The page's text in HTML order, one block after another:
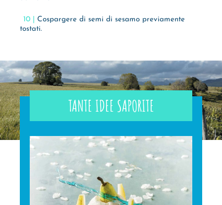
Cospargere di semi di sesamo previamente
tostati.
TANTE IDEE SAPORITE